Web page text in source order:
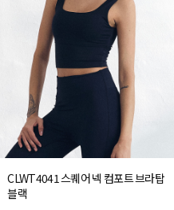
CLWT4041 스퀘어 넥 컴포트 브라탑
블랙